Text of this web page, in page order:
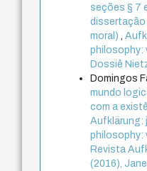
seções § 7
dissertação
moral),
philosophy:
Dossiê
Domingos
mundo
com a
Aufklärung:
philosophy:
Revista
(2016),